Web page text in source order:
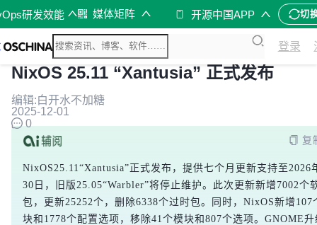
研发效能 媒体矩阵 开源中国APP 切
登录
NixOS 25.11 “Xantusia” 正式发布
编辑:白开水不加糖
2025-12-01
0
复
NixOS25.11“Xantusia”正式发布，提供七个月更新支持至2026
30日，旧版25.05“Warbler”将停止维护。此次更新新增7002个
包，更新25252个，删除6338个过时包。同时，NixOS新增107
块和1778个配置选项，移除41个模块和807个选项。GNOME升